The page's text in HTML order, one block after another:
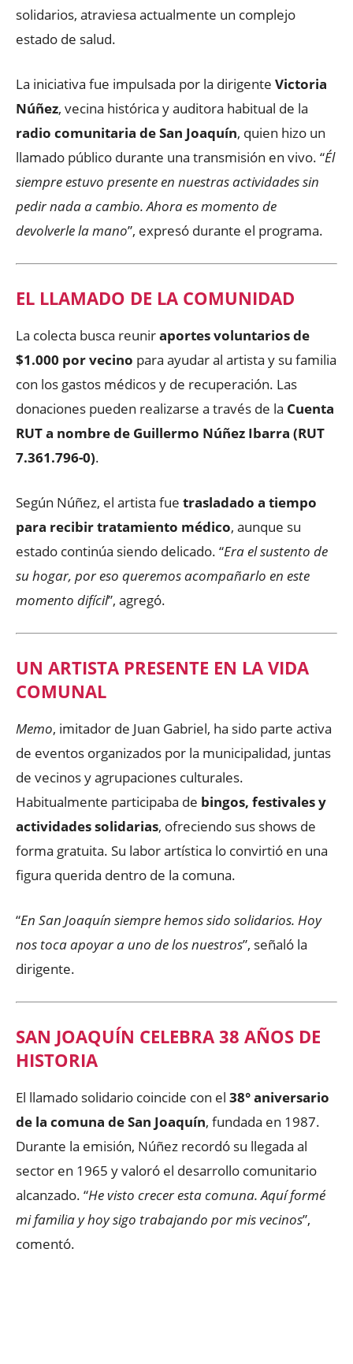
solidarios, atraviesa actualmente un complejo
estado de salud.
La iniciativa fue impulsada por la dirigente Victoria
Núñez, vecina histórica y auditora habitual de la
radio comunitaria de San Joaquín, quien hizo un
llamado público durante una transmisión en vivo. “Él
siempre estuvo presente en nuestras actividades sin
pedir nada a cambio. Ahora es momento de
devolverle la mano”, expresó durante el programa.
EL LLAMADO DE LA COMUNIDAD
La colecta busca reuniraportes voluntarios de
$1.000 por vecino para ayudar al artista y su familia
con los gastos médicos y de recuperación. Las
donaciones pueden realizarse a través de la Cuenta
RUT a nombre de Guillermo Núñez Ibarra (RUT
7.361.796-0).
Según Núñez, el artista fue trasladado a tiempo
para recibir tratamiento médico, aunque su
estado continúa siendo delicado. “Era el sustento de
su hogar, por eso queremos acompañarlo en este
momento difícil”, agregó.
UN ARTISTA PRESENTE EN LA VIDA
COMUNAL
Memo, imitador de Juan Gabriel, ha sido parte activa
de eventos organizados por la municipalidad, juntas
de vecinos y agrupaciones culturales.
Habitualmente participaba de bingos, festivales y
actividades solidarias, ofreciendo sus shows de
forma gratuita. Su labor artística lo convirtió en una
figura querida dentro de la comuna.
“En San Joaquín siempre hemos sido solidarios. Hoy
nos toca apoyar a uno de los nuestros”, señaló la
dirigente.
SAN JOAQUÍN CELEBRA 38 AÑOS DE
HISTORIA
El llamado solidario coincide con el 38° aniversario
de la comuna de San Joaquín, fundada en 1987.
Durante la emisión, Núñez recordó su llegada al
sector en 1965 y valoró el desarrollo comunitario
alcanzado. “He visto crecer esta comuna. Aquí formé
mi familia y hoy sigo trabajando por mis vecinos”,
comentó.